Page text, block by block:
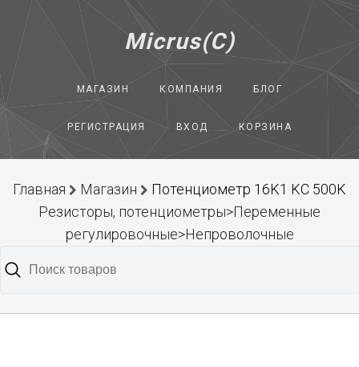
Micrus(C)
МАГАЗИН КОМПАНИЯ БЛОГ
РЕГИСТРАЦИЯ ВХОД КОРЗИНА
Главная Магазин
Потенциометр 16K1 KC 500K
Резисторы, потенциометры>Переменные
регулировочные>Непроволочные